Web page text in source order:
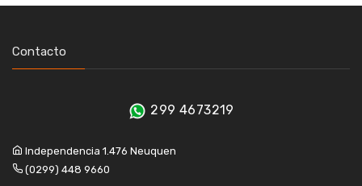
Contacto
299 4673219
Independencia 1.476 Neuquen
(0299) 448 9660